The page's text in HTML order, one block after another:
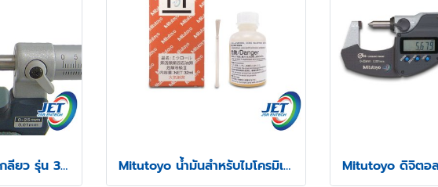
Mitutoyo ลวดเช็คเกลียว รุ่น 313 Mitutoyo น้ำมันสำหรับไมโครมิเตอร์